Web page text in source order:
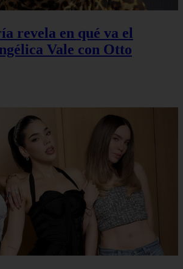
revela en qué va el
Vale con Otto